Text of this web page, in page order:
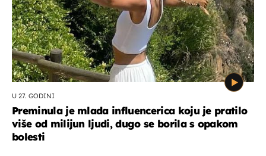
U 27. GODINI
Preminula je mlada influencerica koju je pratilo
više od milijun ljudi, dugo se borila s opakom
bolesti